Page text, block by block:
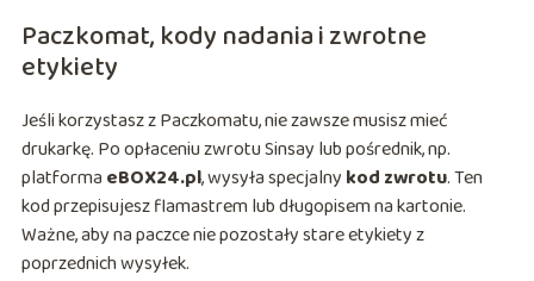
Paczkomat, kody nadania i zwrotne
etykiety
Jeśli korzystasz z Paczkomatu, nie zawsze musisz mieć
drukarkę. Po opłaceniu zwrotu Sinsay lub pośrednik, np.
platforma eBOX24.pl, wysyła specjalny kod zwrotu. Ten
kod przepisujesz flamastrem lub długopisem na kartonie.
Ważne, aby na paczce nie pozostały stare etykiety z
poprzednich wysyłek.